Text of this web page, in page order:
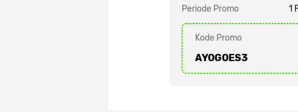
Periode Promo 1
Kode Promo
AYOGOES3